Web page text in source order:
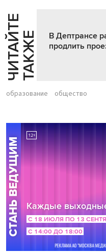
Ч
И
Т
АЙ
Т
Е
Т
А
К
ЖЕ
В Дептрансе
продлить
образование общество